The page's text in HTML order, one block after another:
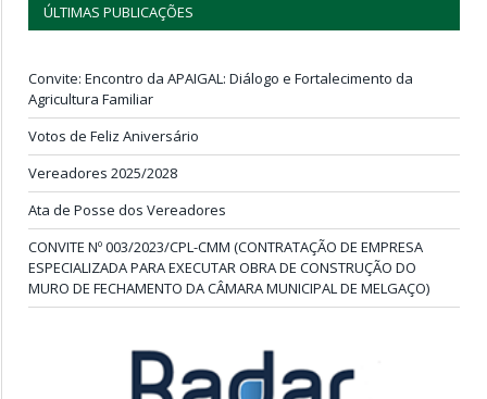
ÚLTIMAS PUBLICAÇÕES
Convite: Encontro da APAIGAL: Diálogo e Fortalecimento da
Agricultura Familiar
Votos de Feliz Aniversário
Vereadores 2025/2028
Ata de Posse dos Vereadores
CONVITE Nº 003/2023/CPL-CMM (CONTRATAÇÃO DE EMPRESA
ESPECIALIZADA PARA EXECUTAR OBRA DE CONSTRUÇÃO DO
MURO DE FECHAMENTO DA CÂMARA MUNICIPAL DE MELGAÇO)